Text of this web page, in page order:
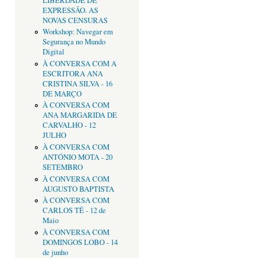
EXPRESSÃO. AS
NOVAS CENSURAS
Workshop: Navegar em
Segurança no Mundo
Digital
À CONVERSA COM A
ESCRITORA ANA
CRISTINA SILVA - 16
DE MARÇO
À CONVERSA COM
ANA MARGARIDA DE
CARVALHO - 12
JULHO
À CONVERSA COM
ANTÓNIO MOTA - 20
SETEMBRO
À CONVERSA COM
AUGUSTO BAPTISTA
À CONVERSA COM
CARLOS TÊ - 12 de
Maio
À CONVERSA COM
DOMINGOS LOBO - 14
de junho